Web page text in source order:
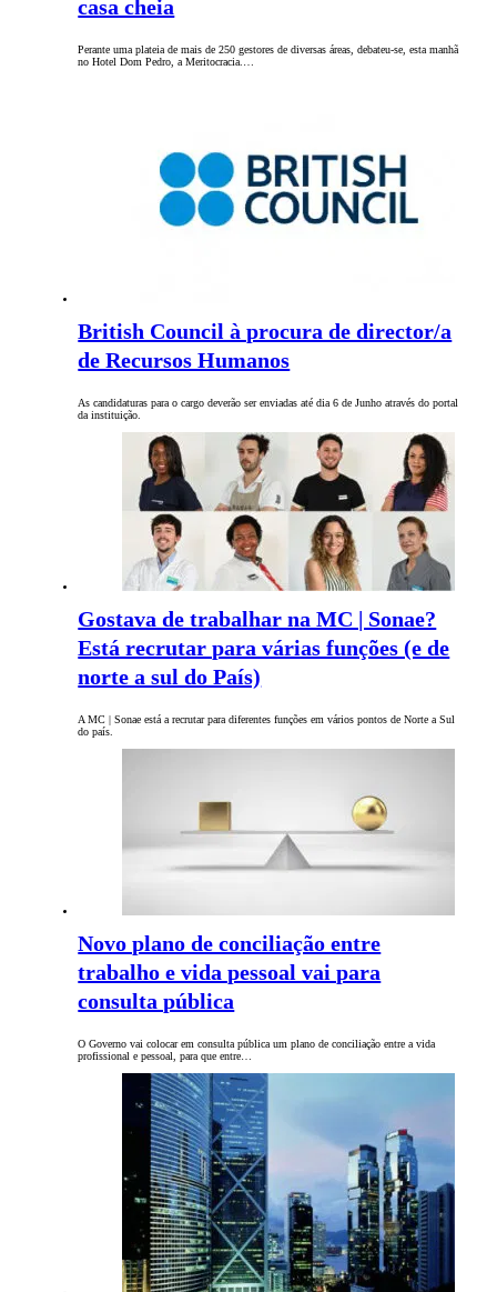
casa cheia
Perante uma plateia de mais de 250 gestores de diversas áreas, debateu-se, esta manhã
no Hotel Dom Pedro, a Meritocracia.…
British Council à procura de director/a
de Recursos Humanos
As candidaturas para o cargo deverão ser enviadas até dia 6 de Junho através do portal
da instituição.
Gostava de trabalhar na MC | Sonae?
Está recrutar para várias funções (e de
norte a sul do País)
A MC | Sonae está a recrutar para diferentes funções em vários pontos de Norte a Sul
do país.
Novo plano de conciliação entre
trabalho e vida pessoal vai para
consulta pública
O Governo vai colocar em consulta pública um plano de conciliação entre a vida
profissional e pessoal, para que entre…